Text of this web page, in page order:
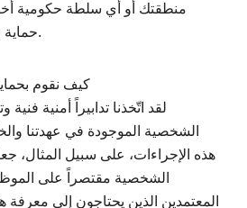
منطقتك أو أي سلطة حكومية
حماية بياناتك الشخصية.
8. كيف نقوم
لقد اتّخذنا تدابيراً أمنية فنية
الشخصية الموجودة في عهدتنا
هذه الإجراءات، على سبيل المثال،
الشخصية مقتصراً على
المعتمدين الذين يحتاجون إلى